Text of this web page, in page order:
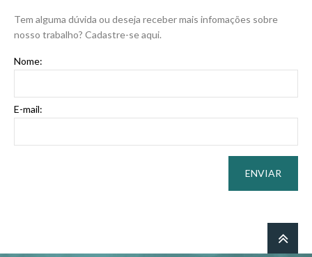
Tem alguma dúvida ou deseja receber mais infomações sobre
nosso trabalho? Cadastre-se aqui.
Nome:
E-mail:
ENVIAR